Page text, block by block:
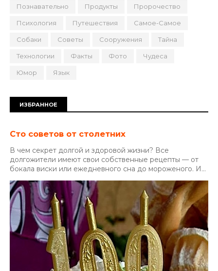
Познавательно Продукты Пророчество
Психология Путешествия Самое-Самое
Собаки Советы Сооружения Тайна
Технологии Факты Фото Чудеса
Юмор Язык
ИЗБРАННОЕ
Сто советов от столетних
В чем секрет долгой и здоровой жизни? Все
долгожители имеют свои собственные рецепты — от
бокала виски или ежедневного сна до мороженого. И...